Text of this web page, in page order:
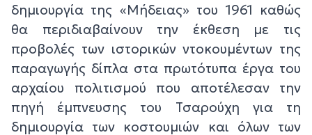
δημιουργία της «Μήδειας» του 1961 καθώς
θα περιδιαβαίνουν την έκθεση με τις
προβολές των ιστορικών ντοκουμέντων της
παραγωγής δίπλα στα πρωτότυπα έργα του
αρχαίου πολιτισμού που αποτέλεσαν την
πηγή έμπνευσης του Τσαρούχη για τη
δημιουργία των κοστουμιών και όλων των